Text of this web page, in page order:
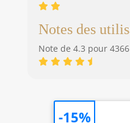
Notes des
Note de 4.3 pour
-15%